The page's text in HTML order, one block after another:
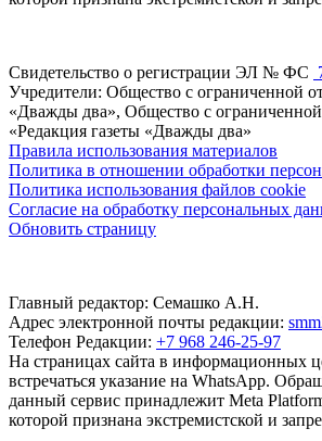
Свидетельство о регистрации ЭЛ № ФС
Учредители: Общество с ограниченной
«Дважды два», Общество с ограниченной
«Редакция газеты «Дважды два»
Правила использования материалов
Политика в отношении обработки
Политика использования файлов cookie
Согласие на обработку персональных
Обновить страницу
Главный редактор: Семашко А.Н.
Адрес электронной почты редакции:
Телефон Редакции: +7 968 246-25-97
На страницах сайта в информационных
встречаться указание на WhatsApp.
данный сервис принадлежит Meta
которой признана экстремистской и